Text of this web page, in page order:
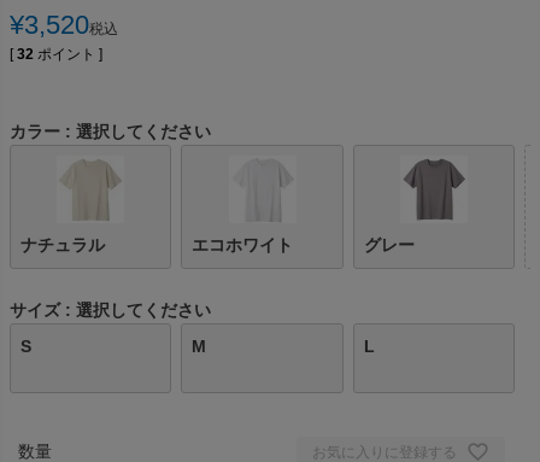
¥3,520税込
[ 32 ポイント ]
カラー 選択してください
ナチュラル エコホワイト グレー
サイズ
選択してください
S
M L
お気に入りに登録する